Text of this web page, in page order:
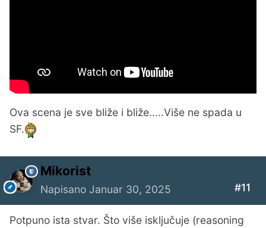
Ova scena je sve bliže i bliže.....Više ne spada u
SF.
Mikorist
Napisano Januar 30, 2025 #11
Potpuno ista stvar. Što više isključuje (reasoning